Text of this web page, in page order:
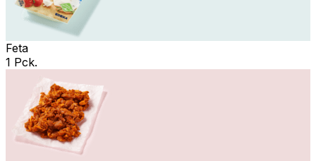
Feta
1 Pck.